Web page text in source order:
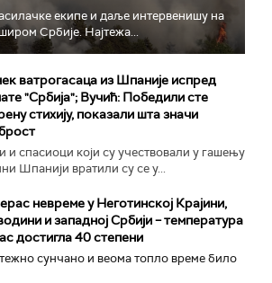
екипе и даље интервенишу на
Србије. Најтежа...
ватрогасаца из Шпаније испред
"Србија"; Вучић: Победили сте
стихију, показали шта значи
и спасиоци који су учествовали у гашењу
Шпанији вратили су се у...
невреме у Неготинској Крајини,
и западној Србији – температура
достигла 40 степени
сунчано и веома топло време било